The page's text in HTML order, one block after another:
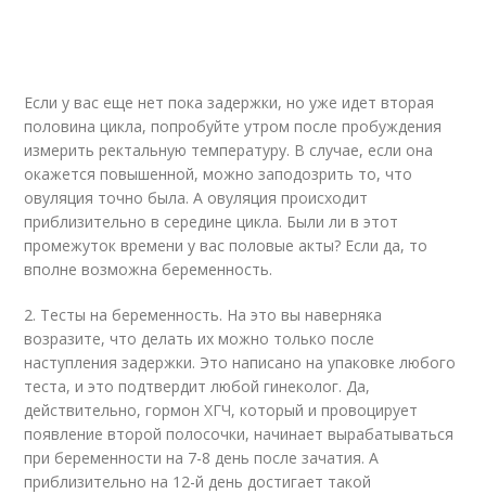
Если у вас еще нет пока задержки, но уже идет вторая
половина цикла, попробуйте утром после пробуждения
измерить ректальную температуру. В случае, если она
окажется повышенной, можно заподозрить то, что
овуляция точно была. А овуляция происходит
приблизительно в середине цикла. Были ли в этот
промежуток времени у вас половые акты? Если да, то
вполне возможна беременность.
2. Тесты на беременность. На это вы наверняка
возразите, что делать их можно только после
наступления задержки. Это написано на упаковке любого
теста, и это подтвердит любой гинеколог. Да,
действительно, гормон ХГЧ, который и провоцирует
появление второй полосочки, начинает вырабатываться
при беременности на 7-8 день после зачатия. А
приблизительно на 12-й день достигает такой